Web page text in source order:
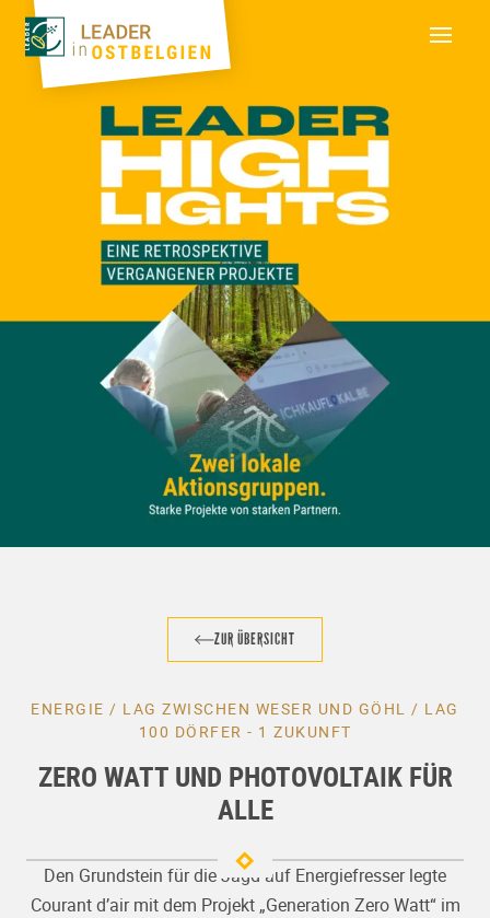
ZUR ÜBERSICHT
ENERGIE / LAG ZWISCHEN WESER UND GÖHL / LAG
100 DÖRFER - 1 ZUKUNFT
ZERO WATT UND PHOTOVOLTAIK FÜR
ALLE
Den Grundstein für die Jagd auf Energiefresser legte
Courant d’air mit dem Projekt „Generation Zero Watt“ im